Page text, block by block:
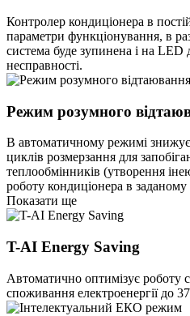
Контролер кондиціонера в
параметри функціонування, в
система буде зупинена і на LED
несправності.
Режим розумного
В автоматичному режимі
циклів розмерзання для
теплообмінників (утворення
роботу кондиціонера в
Показати ще
T-AI Energy Saving
Автоматично оптимізує роботу
споживання електроенергії до